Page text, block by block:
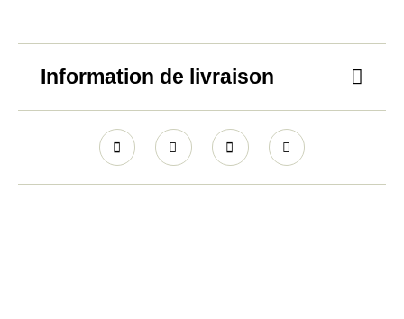
Information de livraison